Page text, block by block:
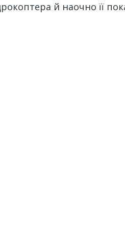
й наочно її